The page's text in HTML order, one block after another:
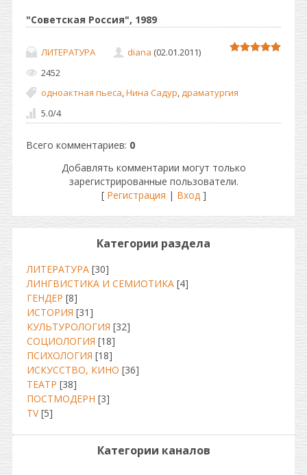
"Советская Россия", 1989
ЛИТЕРАТУРА diana (02.01.2011)
2452
одноактная пьеса,Нина Садур,драматургия
5.0/4
Всего комментариев: 0
Добавлять комментарии могут только
зарегистрированные пользователи.
[ Регистрация | Вход]
Категории раздела
ЛИТЕРАТУРА [30]
ЛИНГВИСТИКА И СЕМИОТИКА [4]
ГЕНДЕР [8]
ИСТОРИЯ [31]
КУЛЬТУРОЛОГИЯ [32]
СОЦИОЛОГИЯ [18]
ПСИХОЛОГИЯ [18]
ИСКУССТВО, КИНО [36]
ТЕАТР [38]
ПОСТМОДЕРН [3]
TV [5]
Категории каналов